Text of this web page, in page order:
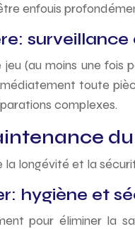
enfouis
(au moins une fois
toute
complexes.
la longévité et la
hygiène et
pour éliminer la